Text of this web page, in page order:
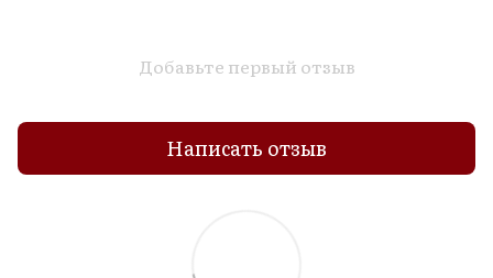
Добавьте первый отзыв
Написать отзыв